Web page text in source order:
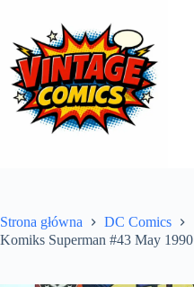
treści
Strona główna
DC Comics
Komiks Superman #43 May 1990